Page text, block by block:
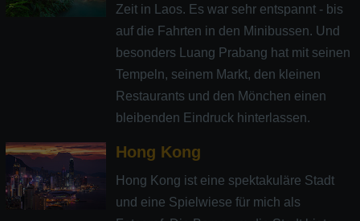
Zeit in Laos. Es war sehr entspannt - bis
auf die Fahrten in den Minibussen. Und
besonders Luang Prabang hat mit seinen
Tempeln, seinem Markt, den kleinen
Restaurants und den Mönchen einen
bleibenden Eindruck hinterlassen.
Hong Kong
Hong Kong ist eine spektakuläre Stadt
und eine Spielwiese für mich als